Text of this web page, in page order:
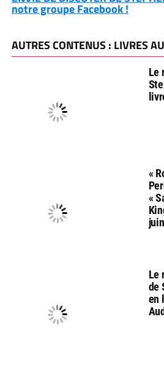
notre groupe Facebook !
AUTRES CONTENUS : LIVRES
Le
«
«
Le
de
en